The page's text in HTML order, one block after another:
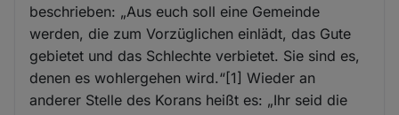
beschrieben: „Aus euch soll eine Gemeinde
werden, die zum Vorzüglichen einlädt, das Gute
gebietet und das Schlechte verbietet. Sie sind es,
denen es wohlergehen wird.“[1] Wieder an
anderer Stelle des Korans heißt es: „Ihr seid die